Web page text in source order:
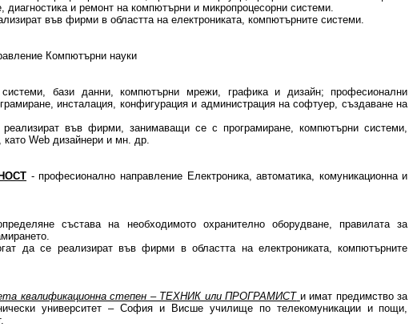
диагностика и ремонт на компютърни и микропроцесорни системи.
във фирми в областта на електрониката, компютърните системи.
Компютърни науки
бази данни, компютърни мрежи, графика и дизайн; професионални
инсталация, конфигурация и администрация на софтуер, създаване на
във фирми, занимаващи се с програмиране, компютърни системи,
Web дизайнери и мн. др.
- професионално направление Електроника, автоматика, комуникационна и
състава на необходимото охранително оборудване, правилата за
да се реализират във фирми в областта на електрониката, компютърните
квалификационна степен – ТЕХНИК или ПРОГРАМИСТ и имат предимство за
университет – София и Висше училище по телекомуникации и пощи,